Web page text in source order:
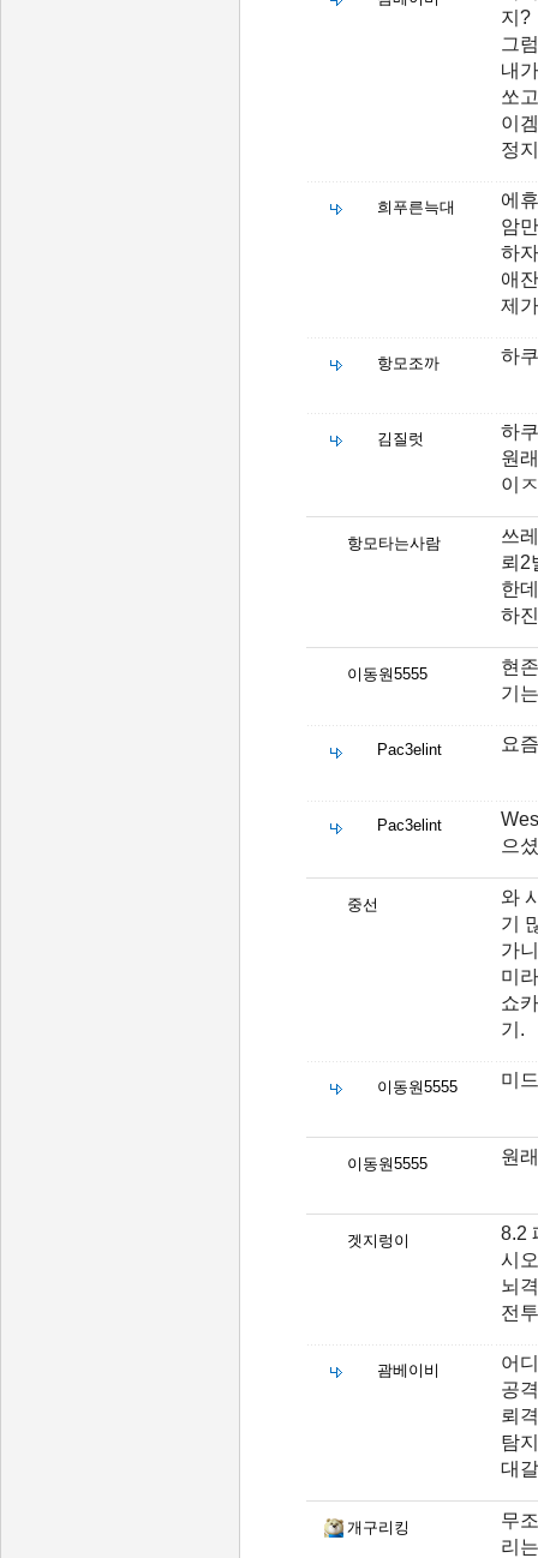
지?
그
내
쏘
이
정
희푸른늑대
에
암
하
애
제
항모조까 하
김질럿
하
원
이
항모타는사람
쓰
뢰2
한
하
이동원5555
현
기
Pac3elint 요
Pac3elint
으
중선
와
기
가
미
쇼
기.
이동원5555 미
이동원5555 원
겟지렁이
8.2
시오
뇌
전
괌베이비
어
공
뢰
탐
대
개구리킹
무
리